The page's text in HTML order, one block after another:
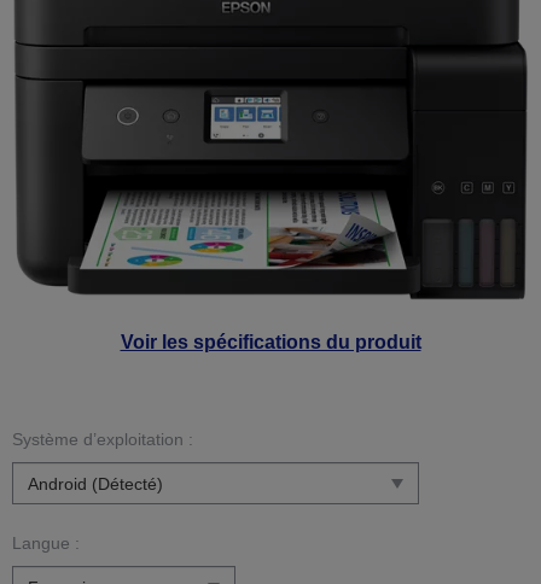
Voir les spécifications du produit
Système d’exploitation :
Langue :